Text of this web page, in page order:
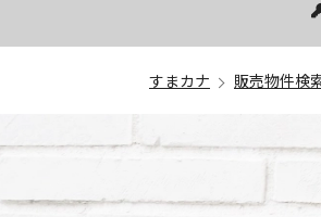
すまカナ 販売物件検